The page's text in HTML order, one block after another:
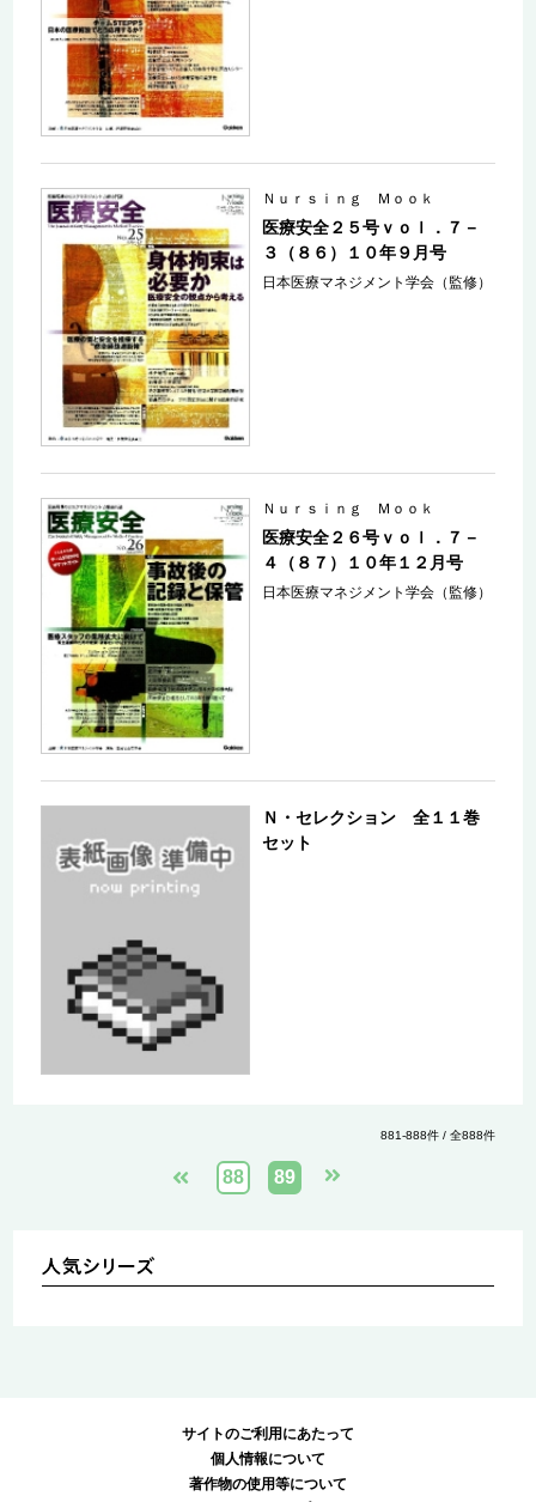
Ｎｕｒｓｉｎｇ Ｍｏｏｋ
医療安全２５号ｖｏｌ．７－
３（８６）１０年９月号
日本医療マネジメント学会（監修）
Ｎｕｒｓｉｎｇ Ｍｏｏｋ
医療安全２６号ｖｏｌ．７－
４（８７）１０年１２月号
日本医療マネジメント学会（監修）
Ｎ・セレクション 全１１巻
セット
881-888件 / 全888件
88 89
サイトのご利用にあたって
個人情報について
著作物の使用等について